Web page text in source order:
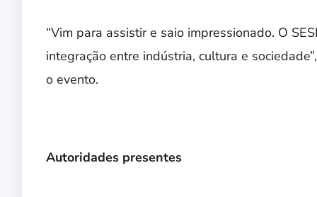
“Vim para assistir e saio impressionado. O
integração entre indústria, cultura e
o evento.
Autoridades presentes